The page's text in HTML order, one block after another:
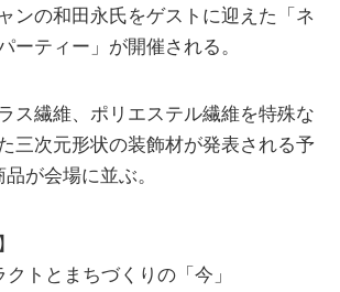
ンの和田永氏をゲストに迎えた「ネ
ーティー」が開催される。
ス繊維、ポリエステル繊維を特殊な
三次元形状の装飾材が発表される予
が会場に並ぶ。
トとまちづくりの「今」